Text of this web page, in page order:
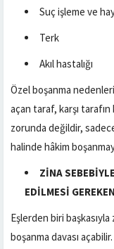
Suç işleme ve
Terk
Akıl hastalığı
Özel boşanma
açan taraf, karşı
zorunda değildir,
halinde hâkim
ZİNA
EDİLMESİ
Eşlerden biri
boşanma davası açabilir.